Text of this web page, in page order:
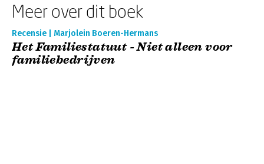
Meer over dit boek
Recensie | Marjolein Boeren-Hermans
Het Familiestatuut - Niet alleen voor
familiebedrijven